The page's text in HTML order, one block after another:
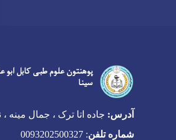
پوهنتون علوم طبی کابل ابو
سینا
آدرس: جاده اتا ترک ، جمال مینه ، ناحیه 3 ، کابل
شماره تلفن: